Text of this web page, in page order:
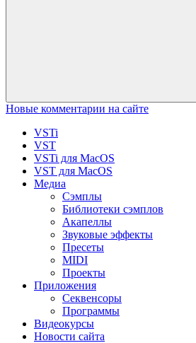
Новые комментарии на сайте
VSTi
VST
VSTi для MacOS
VST для MacOS
Медиа
Сэмплы
Библиотеки сэмплов
Акапеллы
Звуковые эффекты
Пресеты
MIDI
Проекты
Приложения
Секвенсоры
Программы
Видеокурсы
Новости сайта